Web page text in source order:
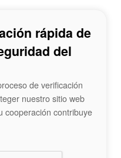
rápida de
del
de verificación
nuestro sitio web
cooperación contribuye